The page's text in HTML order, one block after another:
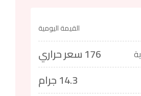
القيمة اليومية
176 سعر حراري
14.3 جرام